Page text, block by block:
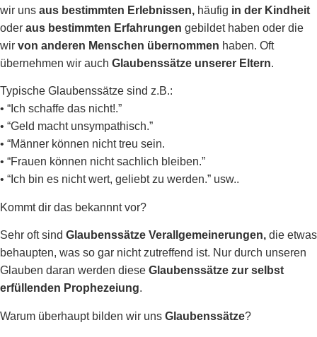
wir uns aus bestimmten Erlebnissen, häufig in der Kindheit
oder aus bestimmten Erfahrungen gebildet haben oder die
wir von anderen Menschen übernommen haben. Oft
übernehmen wir auch Glaubenssätze unserer Eltern.
Typische Glaubenssätze sind z.B.:
• “Ich schaffe das nicht!.”
• “Geld macht unsympathisch.”
• “Männer können nicht treu sein.
• “Frauen können nicht sachlich bleiben.”
• “Ich bin es nicht wert, geliebt zu werden.” usw..
Kommt dir das bekannnt vor?
Sehr oft sind Glaubenssätze Verallgemeinerungen, die etwas
behaupten, was so gar nicht zutreffend ist. Nur durch unseren
Glauben daran werden diese Glaubenssätze zur selbst
erfüllenden Prophezeiung.
Warum überhaupt bilden wir uns Glaubenssätze?